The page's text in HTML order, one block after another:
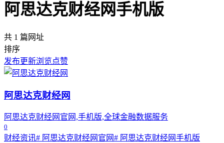
阿思达克财经网手机版
共 1 篇网址
排序
发布更新浏览点赞
阿思达克财经网
阿思达克财经网官网,手机版,全球金融数据服务
0
财经资讯# 阿思达克财经网官网# 阿思达克财经网手机版